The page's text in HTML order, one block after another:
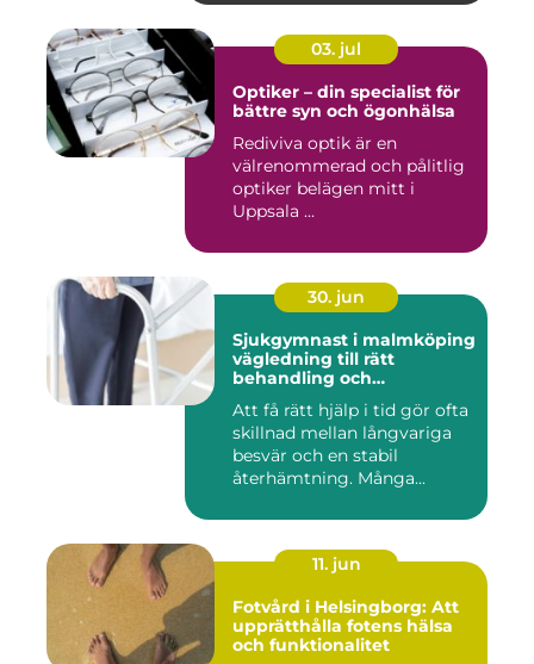
03. jul
Optiker – din specialist för
bättre syn och ögonhälsa
Rediviva optik är en
välrenommerad och pålitlig
optiker belägen mitt i
Uppsala ...
30. jun
Sjukgymnast i malmköping
vägledning till rätt
behandling och
Att få rätt hjälp i tid gör ofta
skillnad mellan långvariga
besvär och en stabil
återhämtning. Många...
11. jun
Fotvård i Helsingborg: Att
upprätthålla fotens hälsa
och funktionalitet